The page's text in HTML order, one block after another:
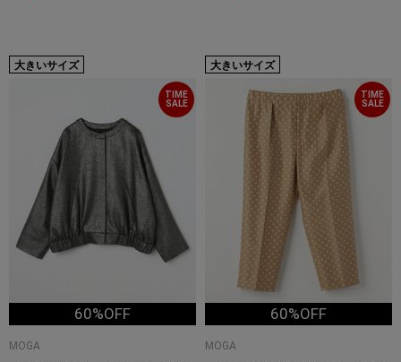
大きいサイズ
TIME
SALE
60%OFF
MOGA
大きいサイズ
TIME
SALE
60%OFF
MOGA